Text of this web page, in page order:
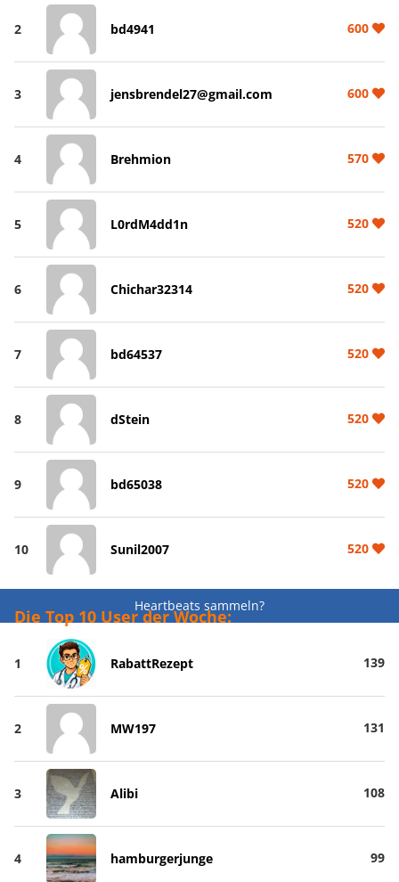
2 bd4941 600
3 jensbrendel27@gmail.com 600
4 Brehmion 570
5 L0rdM4dd1n 520
6 Chichar32314 520
7 bd64537 520
8 dStein 520
9 bd65038 520
10 Sunil2007 520
Heartbeats sammeln?
Die Top 10 User der Woche:
1 RabattRezept 139
2 MW197 131
3 Alibi 108
4 hamburgerjunge 99